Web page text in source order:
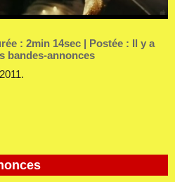
: 2min 14sec | Postée : Il y a
bandes-annonces